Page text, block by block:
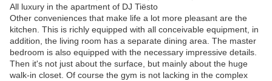
All luxury in the apartment of DJ Tiësto
Other conveniences that make life a lot more pleasant are the
kitchen. This is richly equipped with all conceivable equipment, in
addition, the living room has a separate dining area. The master
bedroom is also equipped with the necessary impressive details.
Then it's not just about the surface, but mainly about the huge
walk-in closet. Of course the gym is not lacking in the complex